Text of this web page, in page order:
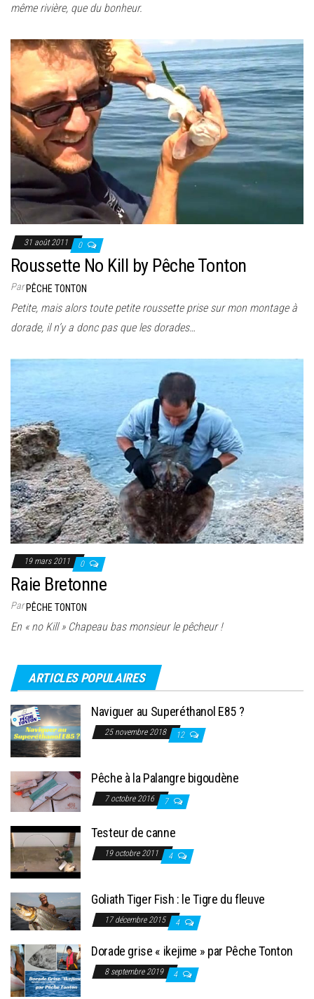
même rivière, que du bonheur.
31 août 2011 0
Roussette No Kill by Pêche Tonton
ParPÊCHE TONTON
Petite, mais alors toute petite roussette prise sur mon montage à
dorade, il n’y a donc pas que les dorades…
19 mars 2011 0
Raie Bretonne
ParPÊCHE TONTON
En « no Kill » Chapeau bas monsieur le pêcheur !
ARTICLES POPULAIRES
Naviguer au Superéthanol E85 ?
25 novembre 2018 12
Pêche à la Palangre bigoudène
7 octobre 2016 7
Testeur de canne
19 octobre 2011 4
Goliath Tiger Fish : le Tigre du fleuve
17 décembre 2015 4
Dorade grise « ikejime » par Pêche Tonton
8 septembre 2019 4